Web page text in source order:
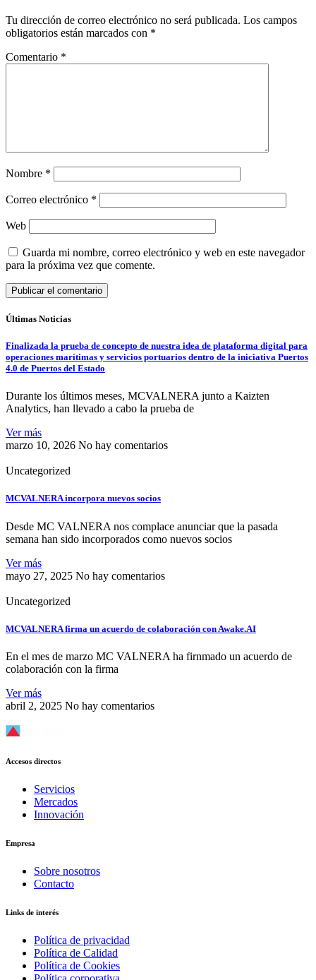
Tu dirección de correo electrónico no será publicada. Los campos
obligatorios están marcados con *
Comentario *
Nombre *
Correo electrónico *
Web
Guarda mi nombre, correo electrónico y web en este navegador
para la próxima vez que comente.
Últimas Noticias
Finalizada la prueba de concepto de nuestra idea de plataforma digital para
operaciones marítimas y servicios portuarios dentro de la iniciativa Puertos
4.0 de Puertos del Estado
Durante los últimos meses, MCVALNERA junto a Kaizten
Analytics, han llevado a cabo la prueba de
Ver más
marzo 10, 2026 No hay comentarios
Uncategorized
MCVALNERA incorpora nuevos socios
Desde MC VALNERA nos complace anunciar que la pasada
semana han sido incorporados como nuevos socios
Ver más
mayo 27, 2025 No hay comentarios
Uncategorized
MCVALNERA firma un acuerdo de colaboración con Awake.AI
En el mes de marzo MC VALNERA ha firnmado un acuerdo de
colaboración con la firma
Ver más
abril 2, 2025 No hay comentarios
Accesos directos
Servicios
Mercados
Innovación
Empresa
Sobre nosotros
Contacto
Links de interés
Política de privacidad
Política de Calidad
Política de Cookies